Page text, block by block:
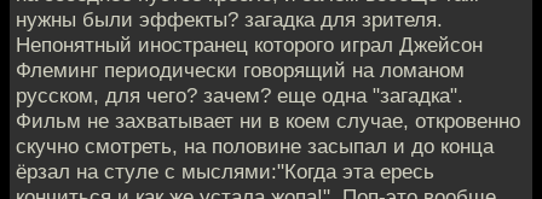
нужны были эффекты? загадка для зрителя.
Непонятный иностранец которого играл Джейсон
Флеминг периодически говорящий на ломаном
русском, для чего? зачем? еще одна "загадка".
Фильм не захватывает ни в коем случае, откровенно
скучно смотреть, на половине засыпал и до конца
ёрзал на стуле с мыслями:"Когда эта ересь